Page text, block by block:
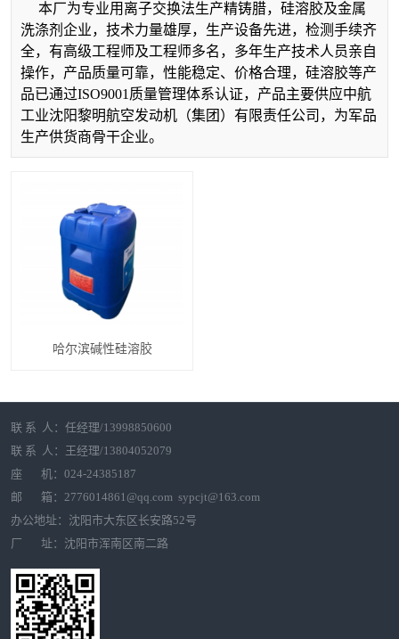
本厂为专业用离子交换法生产精铸腊，硅溶胶及金属
洗涤剂企业，技术力量雄厚，生产设备先进，检测手续齐
全，有高级工程师及工程师多名，多年生产技术人员亲自
操作，产品质量可靠，性能稳定、价格合理，硅溶胶等产
品已通过ISO9001质量管理体系认证，产品主要供应中航
工业沈阳黎明航空发动机（集团）有限责任公司，为军品
生产供货商骨干企业。
哈尔滨碱性硅溶胶
联 系 人：任经理/13998850600
联 系 人：王经理/13804052079
座 机：024-24385187
邮 箱：2776014861@qq.com sypcjt@163.com
办公地址：沈阳市大东区长安路52号
厂 址：沈阳市浑南区南二路